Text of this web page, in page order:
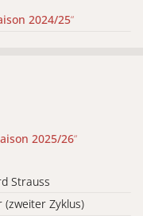
2024/25“
2025/26“
Strauss
(zweiter Zyklus)